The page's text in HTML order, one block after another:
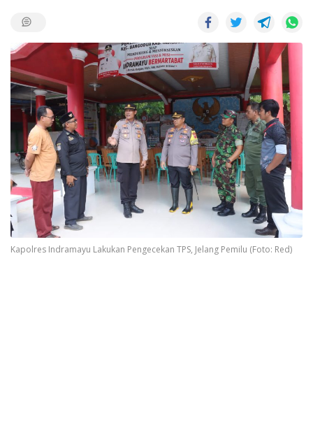
Kapolres Indramayu Lakukan Pengecekan TPS, Jelang Pemilu (Foto: Red)